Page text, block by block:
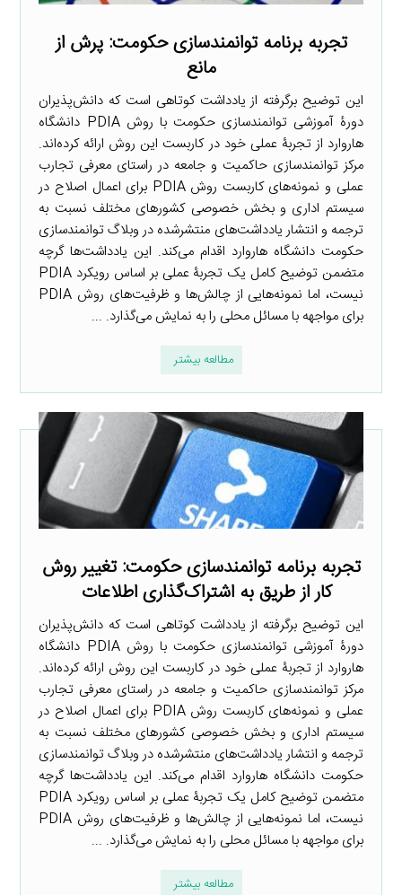
تجربه برنامه توانمندسازی حکومت: پرش از
مانع
این توضیح برگرفته از یادداشت کوتاهی است که دانش‌پذیران
دورۀ آموزشی توانمندسازی حکومت با روش PDIA دانشگاه
هاروارد از تجربۀ عملی خود در کاربست این روش ارائه کرده‌اند.
مرکز توانمندسازی حاکمیت و جامعه در راستای معرفی تجارب
عملی و نمونه‌های کاربست روش PDIA برای اعمال اصلاح در
سیستم اداری و بخش خصوصی کشورهای مختلف نسبت به
ترجمه و انتشار یادداشت‌های منتشرشده در وبلاگ توانمندسازی
حکومت دانشگاه هاروارد اقدام می‌کند. این یادداشت‌ها گرچه
متضمن توضیح کامل یک تجربۀ عملی بر اساس رویکرد PDIA
نیست، اما نمونه‌هایی از چالش‌ها و ظرفیت‌های روش PDIA
برای مواجهه با مسائل محلی را به نمایش می‌گذارد. ...
مطالعه بیشتر
تجربه برنامه توانمندسازی حکومت: تغییر روش
کار از طریق به اشتراک‌گذاری اطلاعات
این توضیح برگرفته از یادداشت کوتاهی است که دانش‌پذیران
دورۀ آموزشی توانمندسازی حکومت با روش PDIA دانشگاه
هاروارد از تجربۀ عملی خود در کاربست این روش ارائه کرده‌اند.
مرکز توانمندسازی حاکمیت و جامعه در راستای معرفی تجارب
عملی و نمونه‌های کاربست روش PDIA برای اعمال اصلاح در
سیستم اداری و بخش خصوصی کشورهای مختلف نسبت به
ترجمه و انتشار یادداشت‌های منتشرشده در وبلاگ توانمندسازی
حکومت دانشگاه هاروارد اقدام می‌کند. این یادداشت‌ها گرچه
متضمن توضیح کامل یک تجربۀ عملی بر اساس رویکرد PDIA
نیست، اما نمونه‌هایی از چالش‌ها و ظرفیت‌های روش PDIA
برای مواجهه با مسائل محلی را به نمایش می‌گذارد. ...
مطالعه بیشتر